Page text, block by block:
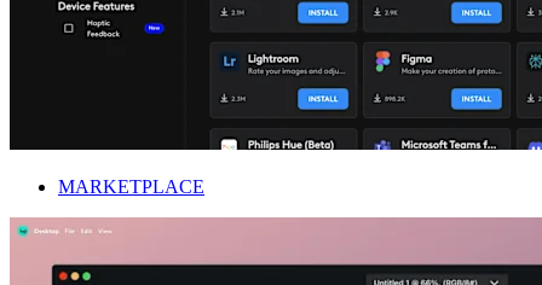
MARKETPLACE